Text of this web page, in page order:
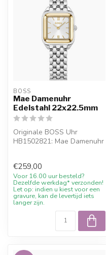
BOSS
Mae Damenuhr
Edelstahl 22x22.5mm
Originale BOSS Uhr
HB1502821: Mae Damenuhr
€259,00
Voor 16.00 uur besteld?
Dezelfde werkdag* verzonden!
Let op: indien u kiest voor een
gravure, kan de levertijd iets
langer zijn.